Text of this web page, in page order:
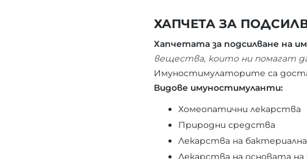
ХАПЧЕТА ЗА
Хапчетата за подсилване на
вещества, които ни помагат
Имуностимулаторите са
Видове имуностимуланти:
Хомеопатични лекарства
Природни средства
Лекарства на
Лекарства на основата